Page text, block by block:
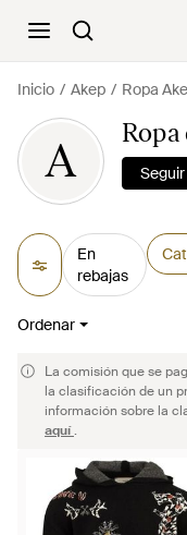
Inicio Akep Ropa
A Seguir
En
rebajas
Ordenar
La comisión que se
la clasificación de un
información sobre la
aquí.